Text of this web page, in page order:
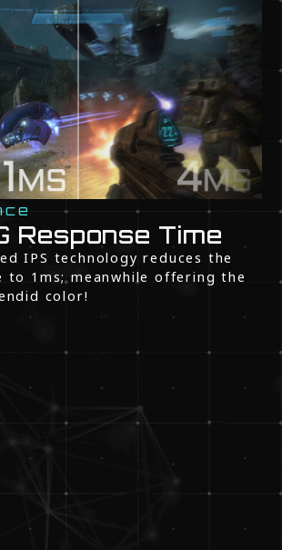
Response Time
IPS technology reduces the
to 1ms; meanwhile offering the
color!